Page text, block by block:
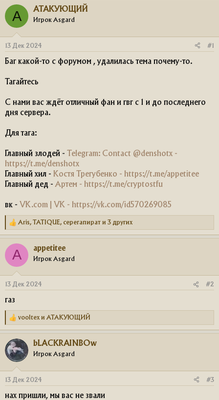
т
о
р
е
м
а
н
ч
а
А АТАКУЮЩИЙ
Игрок Asgard
13 Дек 2024 #1
Баг какой-то с форумом , удалилась тема почему-то.
Тагайтесь
С нами вас ждёт отличный фан и гвг с 1 и до последнего
дня сервера.
Для тага:
Главный злодей -
Telegram: Contact @denshotx -
https://t.me/denshotx
Главный хил - Костя Трегубенко - https://t.me/appetitee
Главный дед - Артем - https://t.me/cryptostfu
вк - VK.com | VK - https://vk.com/id570269085
Р
и
Aris, TATIQUE, серегапират и 3 других
A appetitee
Игрок Asgard
13 Дек 2024 #2
газ
Р
е
к
ц
и
vooltex и АТАКУЮЩИЙ
bLACKRAINBOw
Игрок Asgard
13 Дек 2024 #3
нах пришли, мы вас не звали